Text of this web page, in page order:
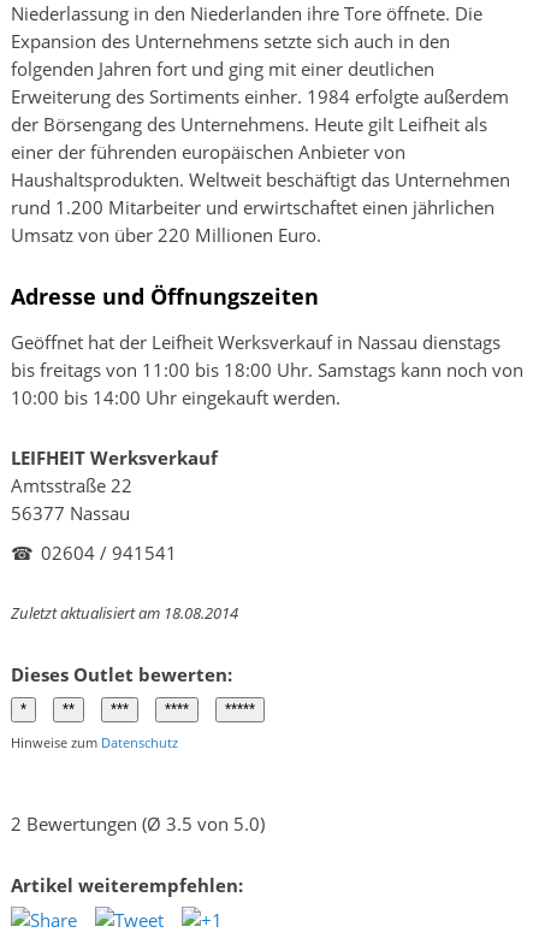
Niederlassung in den Niederlanden ihre Tore öffnete. Die
Expansion des Unternehmens setzte sich auch in den
folgenden Jahren fort und ging mit einer deutlichen
Erweiterung des Sortiments einher. 1984 erfolgte außerdem
der Börsengang des Unternehmens. Heute gilt Leifheit als
einer der führenden europäischen Anbieter von
Haushaltsprodukten. Weltweit beschäftigt das Unternehmen
rund 1.200 Mitarbeiter und erwirtschaftet einen jährlichen
Umsatz von über 220 Millionen Euro.
Adresse und Öffnungszeiten
Geöffnet hat der Leifheit Werksverkauf in Nassau dienstags
bis freitags von 11:00 bis 18:00 Uhr. Samstags kann noch von
10:00 bis 14:00 Uhr eingekauft werden.
LEIFHEIT Werksverkauf
Amtsstraße 22
56377 Nassau
☎ 02604 / 941541
Zuletzt aktualisiert am 18.08.2014
Dieses Outlet bewerten:
Hinweise zum Datenschutz
2 Bewertungen (Ø 3.5 von 5.0)
Artikel weiterempfehlen: